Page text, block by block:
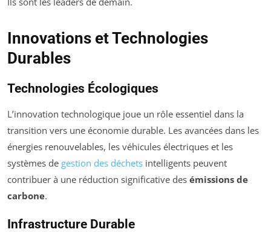
Innovations et Technologies
Durables
Technologies Écologiques
L’innovation technologique joue un rôle essentiel dans la
transition vers une économie durable. Les avancées dans les
énergies renouvelables, les véhicules électriques et les
systèmes de gestion des déchets intelligents peuvent
contribuer à une réduction significative des émissions de
carbone.
Infrastructure Durable